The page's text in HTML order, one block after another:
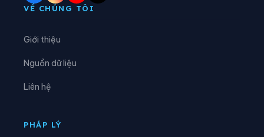
Phường Sơn Tây
VỀ CHÚNG TÔI
Giới thiệu
Nguồn dữ liệu
Liên hệ
PHÁP LÝ